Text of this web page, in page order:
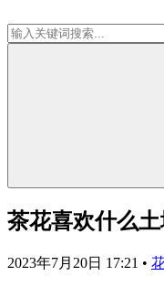
茶花喜欢什么
2023年7月20日 17:21 •